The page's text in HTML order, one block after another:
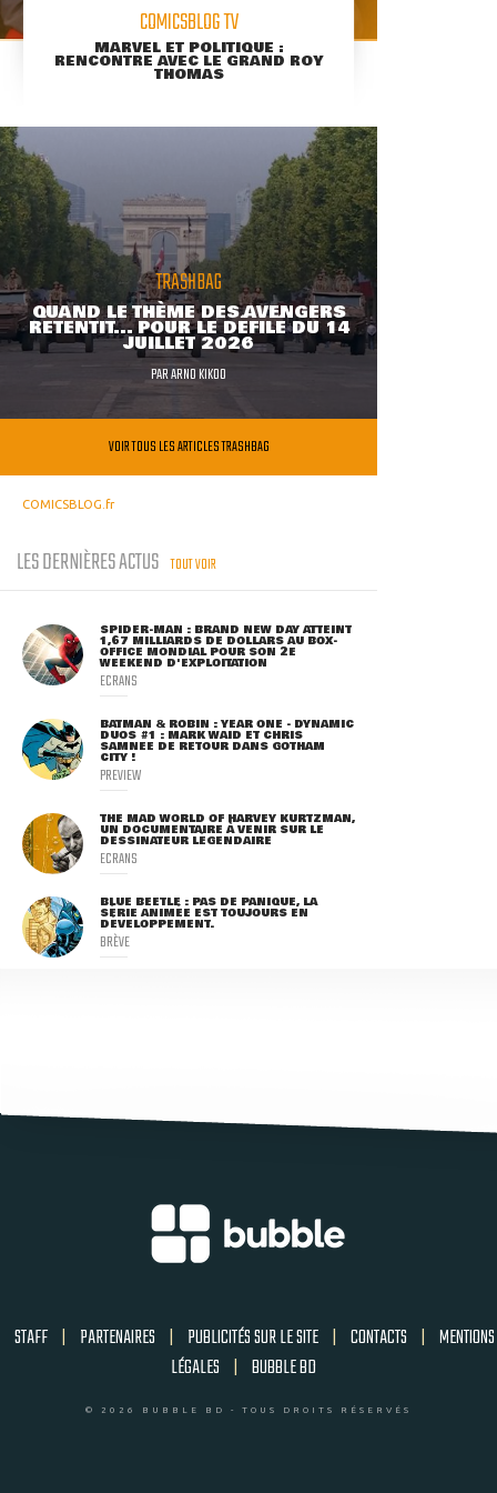
COMICSBLOG TV
MARVEL ET POLITIQUE :
RENCONTRE AVEC LE GRAND ROY
THOMAS
TRASHBAG
QUAND LE THÈME DES AVENGERS
RETENTIT... POUR LE DÉFILÉ DU 14
JUILLET 2026
PARARNO KIKOO
VOIR TOUS LES ARTICLES TRASHBAG
COMICSBLOG.fr
LES DERNIÈRES ACTUS TOUT VOIR
SPIDER-MAN : BRAND NEW DAY ATTEINT
1,67 MILLIARDS DE DOLLARS AU BOX-
OFFICE MONDIAL POUR SON 2E
WEEKEND D'EXPLOITATION
ECRANS
BATMAN & ROBIN : YEAR ONE - DYNAMIC
DUOS #1 : MARK WAID ET CHRIS
SAMNEE DE RETOUR DANS GOTHAM
CITY !
PREVIEW
THE MAD WORLD OF HARVEY KURTZMAN,
UN DOCUMENTAIRE À VENIR SUR LE
DESSINATEUR LÉGENDAIRE
ECRANS
BLUE BEETLE : PAS DE PANIQUE, LA
SÉRIE ANIMÉE EST TOUJOURS EN
DÉVELOPPEMENT.
BRÈVE
STAFF | PARTENAIRES | PUBLICITÉS SUR LE SITE | CONTACTS | MENTIONS
LÉGALES | BUBBLE BD
© 2026 BUBBLE BD - TOUS DROITS RÉSERVÉS